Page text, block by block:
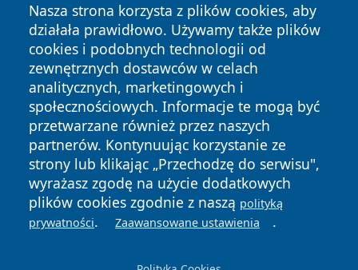
Nasza strona korzysta z plików cookies, aby
działała prawidłowo. Używamy także plików
cookies i podobnych technologii od
zewnętrznych dostawców w celach
analitycznych, marketingowych i
społecznościowych. Informacje te mogą być
przetwarzane również przez naszych
partnerów. Kontynuując korzystanie ze
strony lub klikając „Przechodzę do serwisu",
wyrażasz zgodę na użycie dodatkowych
plików cookies zgodnie z naszą polityką
prywatności. Zaawansowane ustawienia .
Copyright © 2026 infolomza.pl Wszystkie prawa zastrzeżone.
News Autorzy
Polityka
Prywatności
Polityka
Cookies